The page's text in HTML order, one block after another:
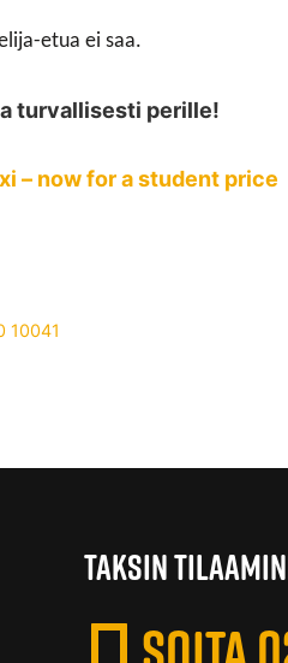
etua ei saa.
turvallisesti perille!
– now for a student price
10041
TAKSIN